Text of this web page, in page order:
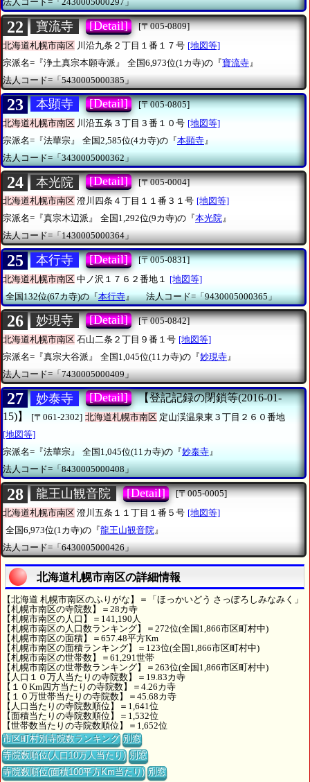
22 寶流寺 [Detail]
[〒005-0809]
北海道札幌市南区 川沿九条２丁目１番１７号 [地図等]
宗派名=『浄土真宗本願寺派』
全国6,973位(1カ寺)の『寶流寺 』
法人コード=「5430005000385」
23 本顕寺 [Detail]
[〒005-0805]
北海道札幌市南区 川沿五条３丁目３番１０号 [地図等]
宗派名=『法華宗』
全国2,585位(4カ寺)の『本顕寺 』
法人コード=「3430005000362」
24 本光院 [Detail]
[〒005-0004]
北海道札幌市南区 澄川四条４丁目１１番３１号 [地図等]
宗派名=『真宗木辺派』
全国1,292位(9カ寺)の『本光院』
法人コード=「1430005000364」
25 本行寺 [Detail]
[〒005-0831]
北海道札幌市南区 中ノ沢１７６２番地１
[地図等]
全国132位(67カ寺)の『本行寺』 法人コード=「9430005000365」
26 妙現寺 [Detail]
[〒005-0842]
北海道札幌市南区 石山二条２丁目９番１号 [地図等]
宗派名=『真宗大谷派』
全国1,045位(11カ寺)の『妙現寺 』
法人コード=「7430005000409」
27 妙泰寺 [Detail]
【登記記録の閉鎖等(2016-01-
15)】
[〒061-2302] 北海道札幌市南区 定山渓温泉東３丁目２６０番地
[地図等]
宗派名=『法華宗』
全国1,045位(11カ寺)の『妙泰寺』
法人コード=「8430005000408」
28 龍王山観音院 [Detail]
[〒005-0005]
北海道札幌市南区 澄川五条１１丁目１番５号 [地図等]
全国6,973位(1カ寺)の『龍王山観音院 』
法人コード=「6430005000426」
北海道札幌市南区の詳細情報
【北海道 札幌市南区のふりがな】＝「ほっかいどう さっぽろしみなみく」
【札幌市南区の寺院数】＝28カ寺
【札幌市南区の人口】＝141,190人
【札幌市南区の人口数ランキング】＝272位(全国1,866市区町村中)
【札幌市南区の面積】＝657.48平方Km
【札幌市南区の面積ランキング】＝123位(全国1,866市区町村中)
【札幌市南区の世帯数】＝61,291世帯
【札幌市南区の世帯数ランキング】＝263位(全国1,866市区町村中)
【人口１０万人当たりの寺院数】＝19.83カ寺
【１０Km四方当たりの寺院数】＝4.26カ寺
【１０万世帯当たりの寺院数】＝45.68カ寺
【人口当たりの寺院数順位】＝1,641位
【面積当たりの寺院数順位】＝1,532位
【世帯数当たりの寺院数順位】＝1,652位
市区町村別寺院数ランキング 別窓
寺院数順位(人口10万人当たり) 別窓
寺院数順位(面積100平方Km当たり) 別窓